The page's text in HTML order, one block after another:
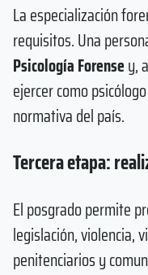
La especialización
requisitos. Una
Psicología Forensey,
ejercer como
normativa del país.
Tercera etapa:
El posgrado permite
legislación, violencia,
penitenciarios y